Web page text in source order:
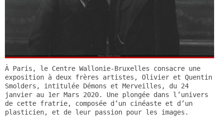
À Paris, le Centre Wallonie-Bruxelles consacre une
exposition à deux frères artistes, Olivier et Quentin
Smolders, intitulée Démons et Merveilles, du 24
janvier au 1er Mars 2020. Une plongée dans l’univers
de cette fratrie, composée d’un cinéaste et d’un
plasticien, et de leur passion pour les images.